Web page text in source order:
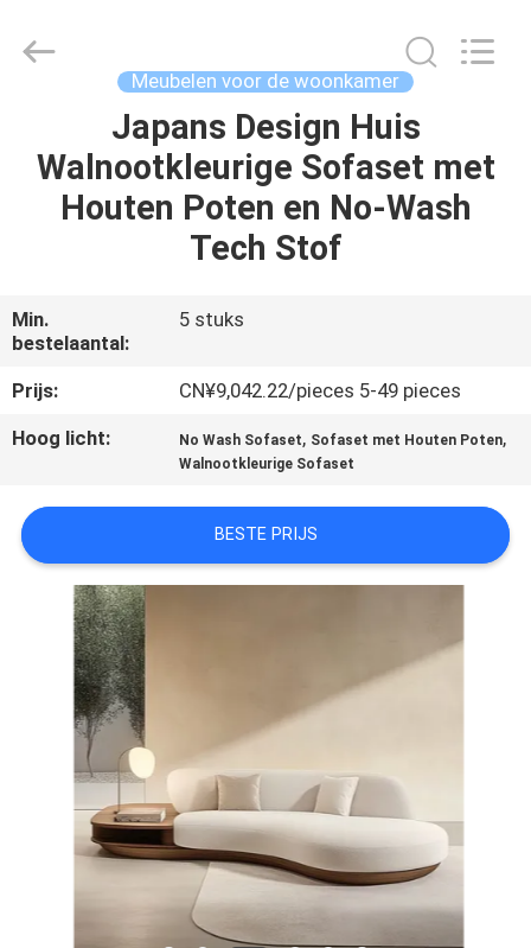
PRODUCTEN
VR-
SHOW
ONS
FABRIEKSREIS
CONTACTEER
NIEUWS
ALLE
GEVALLEN
Furniture
Meubelen voor de woonkamer
Japans Design Huis
Walnootkleurige Sofaset met
Houten Poten en No-Wash
Tech Stof
Min.
bestelaantal:
5 stuks
Prijs:
CN¥9,042.22/pieces 5-49 pieces
Hoog licht:
No Wash Sofaset, Sofaset met Houten Poten,
Walnootkleurige Sofaset
BESTE PRIJS